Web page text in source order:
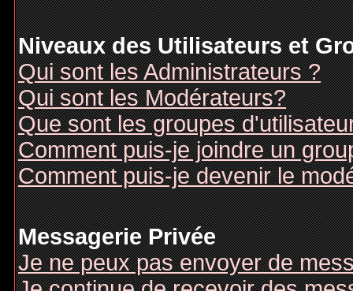
Niveaux des Utilisateurs et
Qui sont les Administrateurs ?
Qui sont les Modérateurs?
Que sont les groupes
Comment puis-je joindre un
Comment puis-je devenir le
Messagerie Privée
Je ne peux pas envoyer de